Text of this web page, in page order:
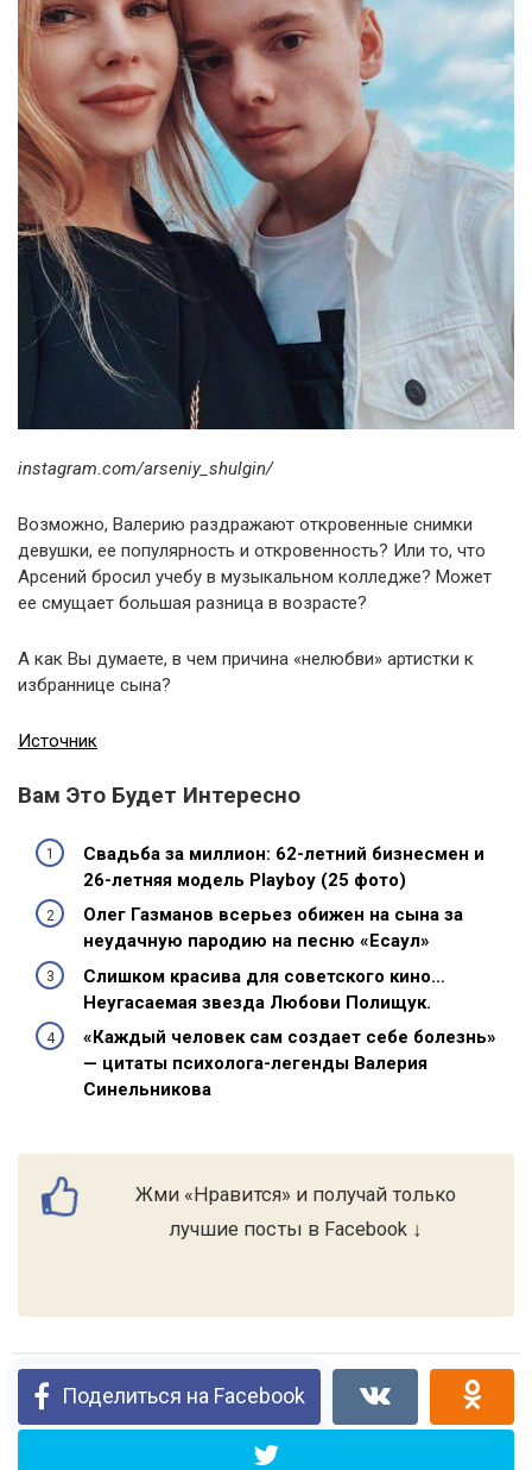
instagram.com/arseniy_shulgin/
Возможно, Валерию раздражают откровенные снимки
девушки, ее популярность и откровенность? Или то, что
Арсений бросил учебу в музыкальном колледже? Может
ее смущает большая разница в возрасте?
А как Вы думаете, в чем причина «нелюбви» артистки к
избраннице сына?
Источник
Вам Это Будет Интересно
Свадьба за миллион: 62-летний бизнесмен и
26-летняя модель Playboy (25 фото)
Олег Газманов всерьез обижен на сына за
неудачную пародию на песню «Есаул»
Слишком красива для советского кино…
Неугасаемая звезда Любови Полищук.
«Каждый человек сам создает себе болезнь»
— цитаты психолога-легенды Валерия
Синельникова
Жми «Нравится» и получай только
лучшие посты в Facebook ↓
Поделиться на Facebook